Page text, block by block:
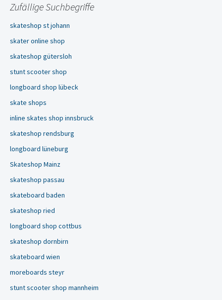
Zufällige Suchbegriffe
skateshop st johann
skater online shop
skateshop gütersloh
stunt scooter shop
longboard shop lübeck
skate shops
inline skates shop innsbruck
skateshop rendsburg
longboard lüneburg
Skateshop Mainz
skateshop passau
skateboard baden
skateshop ried
longboard shop cottbus
skateshop dornbirn
skateboard wien
moreboards steyr
stunt scooter shop mannheim